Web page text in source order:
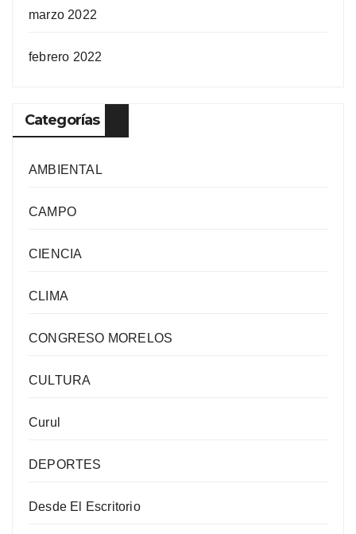
marzo 2022
febrero 2022
Categorías
AMBIENTAL
CAMPO
CIENCIA
CLIMA
CONGRESO MORELOS
CULTURA
Curul
DEPORTES
Desde El Escritorio